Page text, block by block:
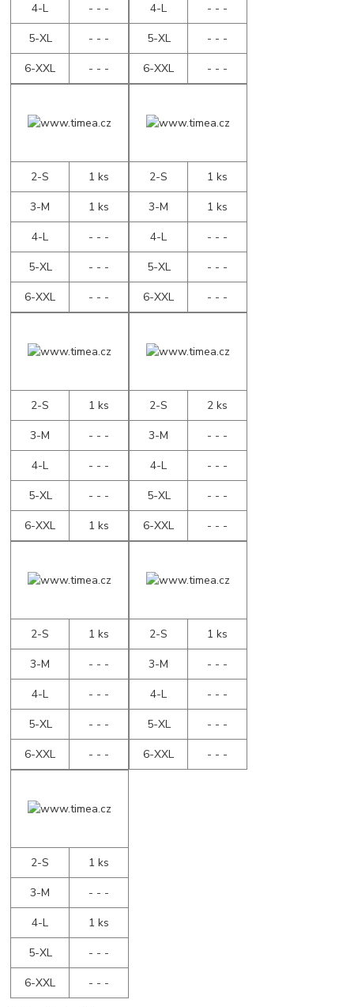
4-L
- - -
5-XL
- - -
6-XXL
- - -
4-L
- - -
5-XL
- - -
6-XXL
- - -
2-S
1 ks
3-M
1 ks
4-L
- - -
5-XL
- - -
6-XXL
- - -
2-S
1 ks
3-M
1 ks
4-L
- - -
5-XL
- - -
6-XXL
- - -
2-S
1 ks
3-M
- - -
4-L
- - -
5-XL
- - -
6-XXL
1 ks
2-S
2 ks
3-M
- - -
4-L
- - -
5-XL
- - -
6-XXL
- - -
2-S
1 ks
3-M
- - -
4-L
- - -
5-XL
- - -
6-XXL
- - -
2-S
1 ks
3-M
- - -
4-L
- - -
5-XL
- - -
6-XXL
- - -
2-S
1 ks
3-M
- - -
4-L
1 ks
5-XL
- - -
6-XXL
- - -